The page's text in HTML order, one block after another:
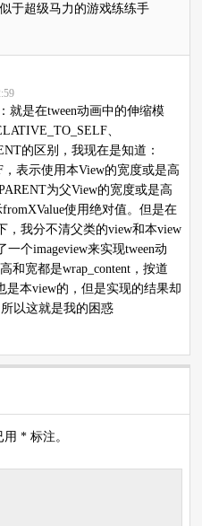
于超级马力的游戏练练手
就是在tween动画中的伸缩模
、
的区别，我现在是知道：
表示使用本View的宽度或是高
为父View的宽度或是高
使用绝对值。但是在
，我分不清父类的view和本view
个imageview来实现tween动
和宽都是wrap_content，按道
是本view的，但是实现的结果却
以这就是我的困惑
* 标注。